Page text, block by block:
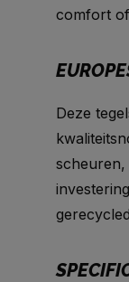
comfort
Deze
scheuren,